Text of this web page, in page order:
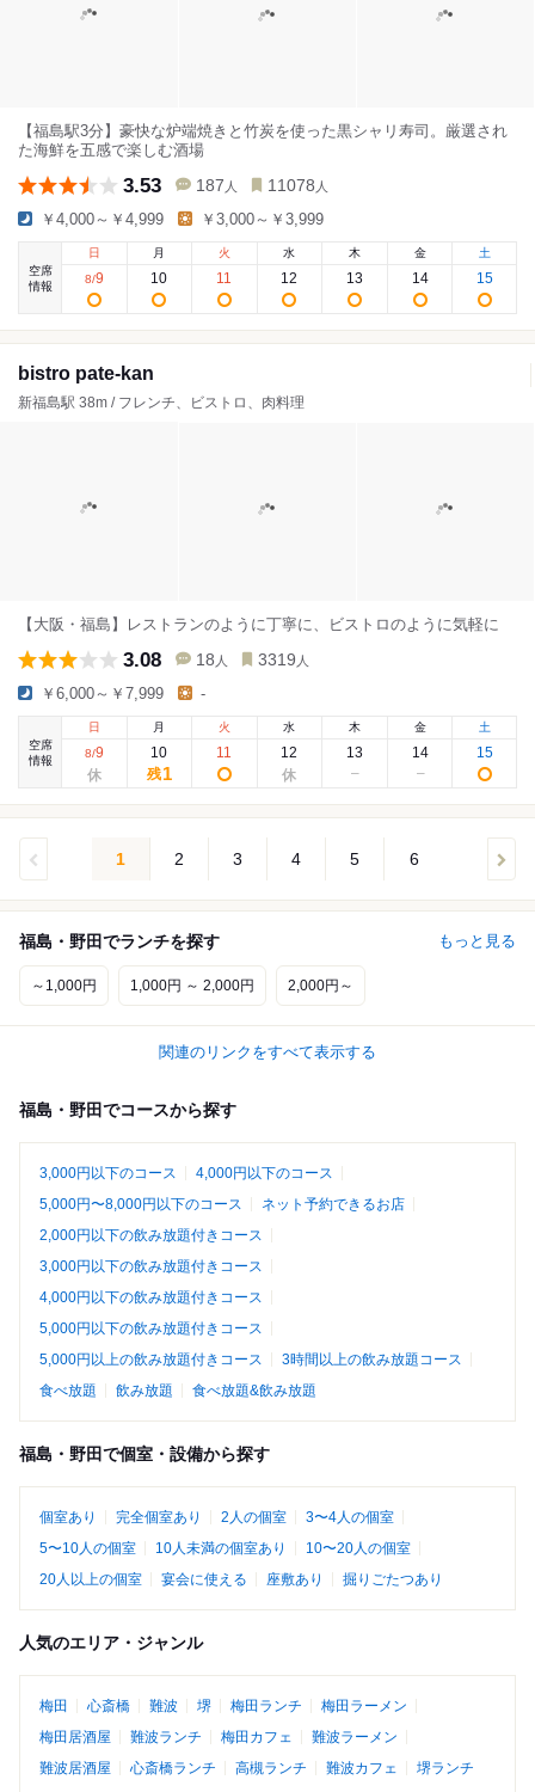
【福島駅3分】豪快な炉端焼きと竹炭を使った黒シャリ寿司。厳選され
た海鮮を五感で楽しむ酒場
3.53 187 人 11078 人
￥4,000～￥4,999 ￥3,000～￥3,999
空席
情報
日
8/9
月
10
火
11
水
12
木
13
金
14
土
15
bistro pate-kan
新福島駅 38m / フレンチ、ビストロ、肉料理
【大阪・福島】レストランのように丁寧に、ビストロのように気軽に
3.08 18 人 3319 人
￥6,000～￥7,999 -
空席
情報
日
8/9
月
10
残1
火
11
水
12
木
13
金
14
土
15
1 2 3 4 5 6
福島・野田でランチを探す もっと見る
～1,000円 1,000円 ～ 2,000円 2,000円～
関連のリンクをすべて表示する
福島・野田でコースから探す
3,000円以下のコース
4,000円以下のコース
5,000円〜8,000円以下のコース
ネット予約できるお店
2,000円以下の飲み放題付きコース
3,000円以下の飲み放題付きコース
4,000円以下の飲み放題付きコース
5,000円以下の飲み放題付きコース
5,000円以上の飲み放題付きコース
3時間以上の飲み放題コース
食べ放題
飲み放題 食べ放題&飲み放題
福島・野田で個室・設備から探す
個室あり 完全個室あり 2人の個室
3〜4人の個室
5〜10人の個室
10人未満の個室あり
10〜20人の個室
20人以上の個室
宴会に使える 座敷あり 掘りごたつあり
人気のエリア・ジャンル
梅田 心斎橋 難波 堺 梅田ランチ
梅田ラーメン
梅田居酒屋
難波ランチ 梅田カフェ
難波ラーメン
難波居酒屋
心斎橋ランチ 高槻ランチ 難波カフェ 堺ランチ